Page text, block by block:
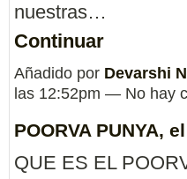
nuestras…
Continuar
Añadido por Devarshi
las 12:52pm — No hay
POORVA PUNYA,
QUE ES EL